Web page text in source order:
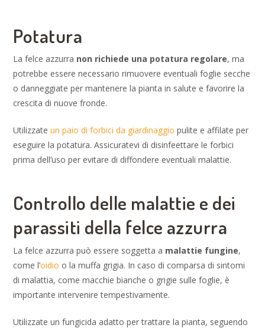
Potatura
La felce azzurra non richiede una potatura regolare, ma
potrebbe essere necessario rimuovere eventuali foglie secche
o danneggiate per mantenere la pianta in salute e favorire la
crescita di nuove fronde.
Utilizzateun paio di forbici da giardinaggio pulite e affilate per
eseguire la potatura. Assicuratevi di disinfeettare le forbici
prima dell’uso per evitare di diffondere eventuali malattie.
Controllo delle malattie e dei
parassiti della felce azzurra
La felce azzurra può essere soggetta a malattie fungine,
come l’oidio o la muffa grigia. In caso di comparsa di sintomi
di malattia, come macchie bianche o grigie sulle foglie, è
importante intervenire tempestivamente.
Utilizzate un fungicida adatto per trattare la pianta, seguendo